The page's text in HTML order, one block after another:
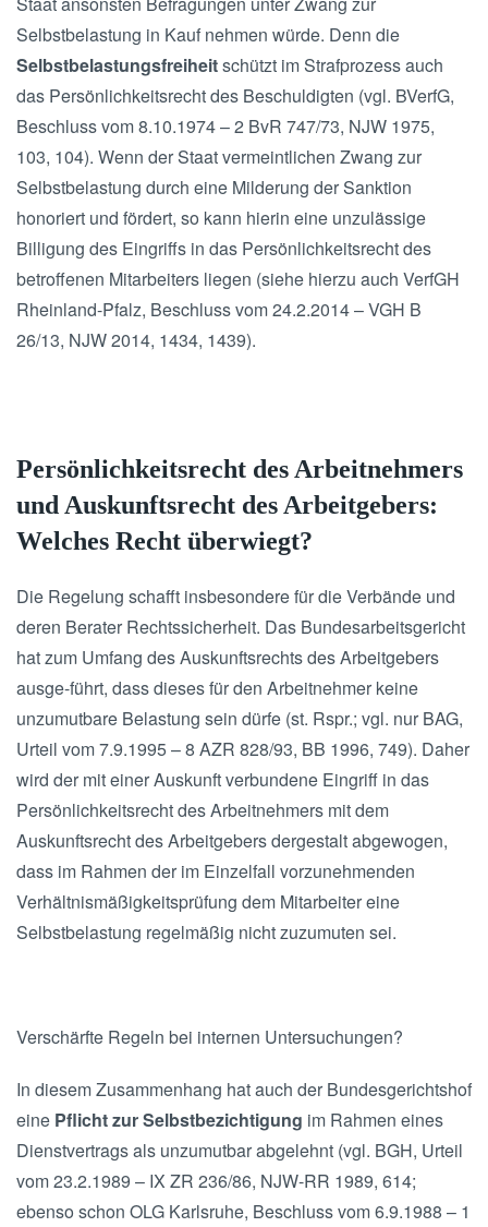
Selbstbelastung in Kauf nehmen würde. Denn die
Selbstbelastungsfreiheitschützt im Strafprozess auch
das Persönlichkeitsrecht des Beschuldigten (vgl. BVerfG,
Beschluss vom 8.10.1974 – 2 BvR 747/73, NJW 1975,
103, 104). Wenn der Staat vermeintlichen Zwang zur
Selbstbelastung durch eine Milderung der Sanktion
honoriert und fördert, so kann hierin eine unzulässige
Billigung des Eingriffs in das Persönlichkeitsrecht des
betroffenen Mitarbeiters liegen (siehe hierzu auch VerfGH
Rheinland-Pfalz, Beschluss vom 24.2.2014 – VGH B
26/13, NJW 2014, 1434, 1439).
Persönlichkeitsrecht des Arbeitnehmers
und Auskunftsrecht des Arbeitgebers:
Welches Recht überwiegt?
Die Regelung schafft insbesondere für die Verbände und
deren Berater Rechtssicherheit. Das Bundesarbeitsgericht
hat zum Umfang des Auskunftsrechts des Arbeitgebers
ausge-führt, dass dieses für den Arbeitnehmer keine
unzumutbare Belastung sein dürfe (st. Rspr.; vgl. nur BAG,
Urteil vom 7.9.1995 – 8 AZR 828/93, BB 1996, 749). Daher
wird der mit einer Auskunft verbundene Eingriff in das
Persönlichkeitsrecht des Arbeitnehmers mit dem
Auskunftsrecht des Arbeitgebers dergestalt abgewogen,
dass im Rahmen der im Einzelfall vorzunehmenden
Verhältnismäßigkeitsprüfung dem Mitarbeiter eine
Selbstbelastung regelmäßig nicht zuzumuten sei.
Verschärfte Regeln bei internen Untersuchungen?
In diesem Zusammenhang hat auch der Bundesgerichtshof
eine Pflicht zur Selbstbezichtigung im Rahmen eines
Dienstvertrags als unzumutbar abgelehnt (vgl. BGH, Urteil
vom 23.2.1989 – IX ZR 236/86, NJW-RR 1989, 614;
ebenso schon OLG Karlsruhe, Beschluss vom 6.9.1988 – 1